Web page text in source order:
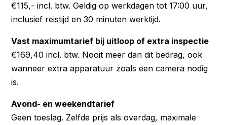
€115,- incl. btw. Geldig op werkdagen tot 17:00 uur,
inclusief reistijd en 30 minuten werktijd.
Vast maximumtarief bij uitloop of extra inspectie
€169,40 incl. btw. Nooit meer dan dit bedrag, ook
wanneer extra apparatuur zoals een camera nodig
is.
Avond- en weekendtarief
Geen toeslag. Zelfde prijs als overdag, maximale